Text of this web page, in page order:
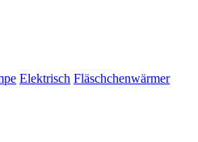
Elektrisch Fläschchenwärmer